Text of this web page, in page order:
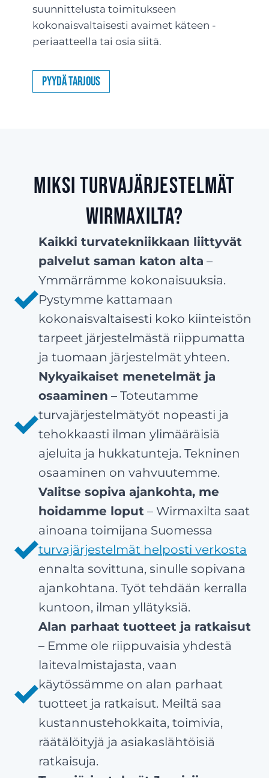
suunnittelusta toimitukseen
kokonaisvaltaisesti avaimet käteen -
periaatteella tai osia siitä.
Pyydä tarjous
Miksi turvajärjestelmät
Wirmaxilta?
Kaikki turvatekniikkaan liittyvät
palvelut saman katon alta –
Ymmärrämme kokonaisuuksia.
Pystymme kattamaan
kokonaisvaltaisesti koko kiinteistön
tarpeet järjestelmästä riippumatta
ja tuomaan järjestelmät yhteen.
Nykyaikaiset menetelmät ja
osaaminen – Toteutamme
turvajärjestelmätyöt nopeasti ja
tehokkaasti ilman ylimääräisiä
ajeluita ja hukkatunteja. Tekninen
osaaminen on vahvuutemme.
Valitse sopiva ajankohta, me
hoidamme loput – Wirmaxilta saat
ainoana toimijana Suomessa
turvajärjestelmät helposti verkosta
ennalta sovittuna, sinulle sopivana
ajankohtana. Työt tehdään kerralla
kuntoon, ilman yllätyksiä.
Alan parhaat tuotteet ja ratkaisut
– Emme ole riippuvaisia yhdestä
laitevalmistajasta, vaan
käytössämme on alan parhaat
tuotteet ja ratkaisut. Meiltä saa
kustannustehokkaita, toimivia,
räätälöityjä ja asiakaslähtöisiä
ratkaisuja.